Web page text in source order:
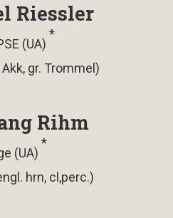
Riessler
(UA)
*
gr. Trommel)
Rihm
(UA)
*
hrn, cl,perc.)